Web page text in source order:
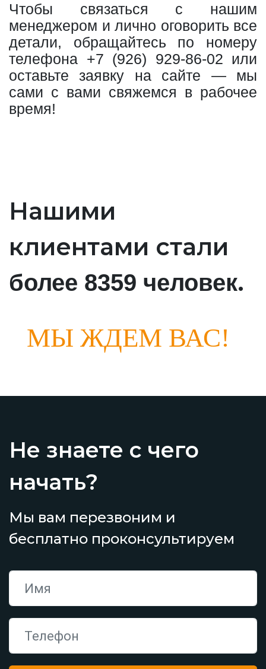
Чтобы связаться с нашим
менеджером и лично оговорить все
детали, обращайтесь по номеру
телефона +7 (926) 929-86-02 или
оставьте заявку на сайте — мы
сами с вами свяжемся в рабочее
время!
Нашими
клиентами стали
более 8359 человек.
МЫ ЖДЕМ ВАС!
Не знаете с чего
начать?
Мы вам перезвоним и
бесплатно проконсультируем